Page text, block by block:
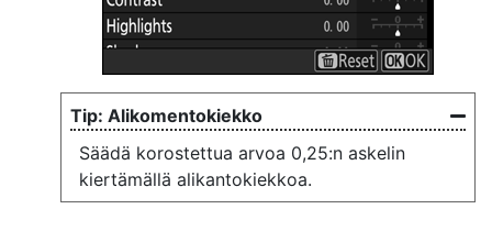
Alikomentokiekko
Säädä korostettua arvoa 0,25:n askelin
kiertämällä alikantokiekkoa.